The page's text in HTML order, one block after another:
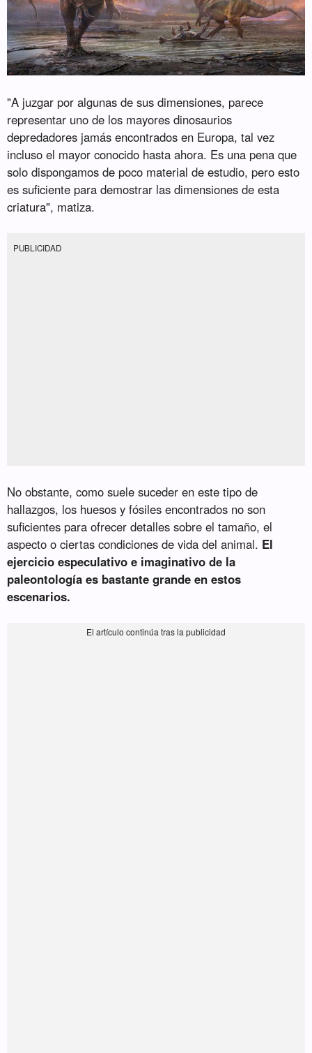
"A juzgar por algunas de sus dimensiones, parece
representar uno de los mayores dinosaurios
depredadores jamás encontrados en Europa, tal vez
incluso el mayor conocido hasta ahora. Es una pena que
solo dispongamos de poco material de estudio, pero esto
es suficiente para demostrar las dimensiones de esta
criatura", matiza.
PUBLICIDAD
No obstante, como suele suceder en este tipo de
hallazgos, los huesos y fósiles encontrados no son
suficientes para ofrecer detalles sobre el tamaño, el
aspecto o ciertas condiciones de vida del animal. El
ejercicio especulativo e imaginativo de la
paleontología es bastante grande en estos
escenarios.